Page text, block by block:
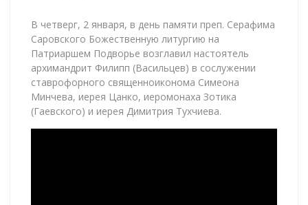
В четверг, 2 января, в день памяти преп. Серафима
Саровского Божественную литургию на
Патриаршем Подворье возглавил настоятель
архимандрит Филипп (Васильцев) в сослужении
ставрофорного священноиконома Симеона
Минчева, иерея Цанко, иеромонаха Зотика
(Гаевского) и иерея Димитрия Тухчиева.